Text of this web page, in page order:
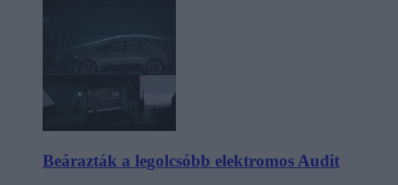
Beárazták a legolcsóbb elektromos Audit